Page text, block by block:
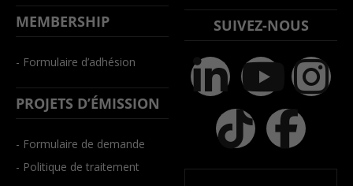
MEMBERSHIP
- Formulaire d’adhésion
PROJETS D’ÉMISSION
- Formulaire de demande
- Politique de traitement
SUIVEZ-NOUS